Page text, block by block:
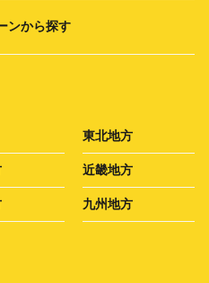
ンから探す
東北地方
近畿地方
九州地方